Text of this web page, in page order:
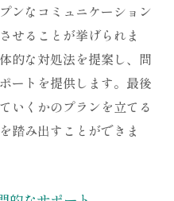
タイミングとその重
効果的な進め方
るためのヒント
ための具体的な方法
的な視野を得る
ンなコミュニケーション
せることが挙げられま
的な対処法を提案し、問
ートを提供します。最後
いくかのプランを立てる
踏み出すことができま